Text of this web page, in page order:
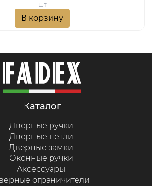
шт
В корзину
каталог
Дверные ручки
Дверные петли
Дверные замки
Оконные ручки
Аксессуары
ограничители